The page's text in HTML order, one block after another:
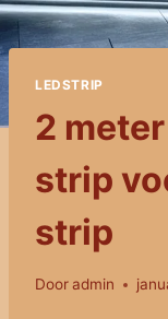
LEDSTRIP
2
strip
strip
Dooradmin